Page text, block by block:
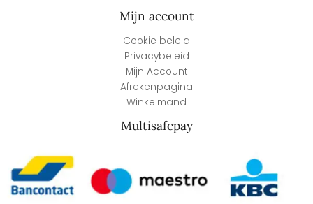
Mijn account
Cookie beleid
Privacybeleid
Mijn Account
Afrekenpagina
Winkelmand
Multisafepay